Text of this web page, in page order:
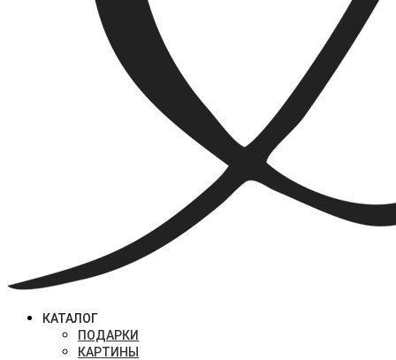
КАТАЛОГ
ПОДАРКИ
КАРТИНЫ